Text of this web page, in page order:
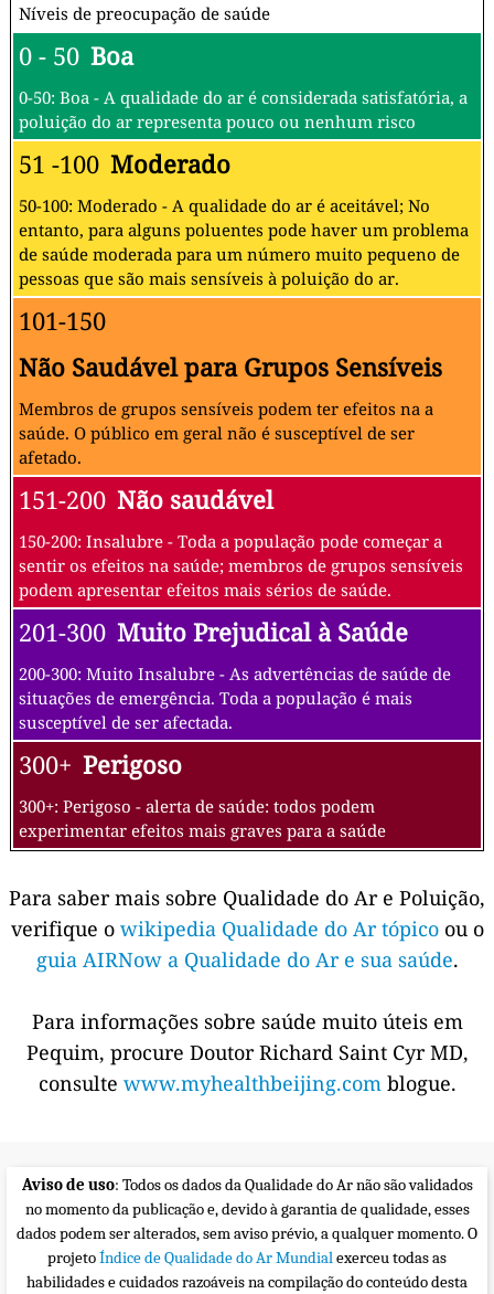
Níveis de preocupação de saúde
0 - 50 Boa
0-50: Boa - A qualidade do ar é considerada satisfatória, a
poluição do ar representa pouco ou nenhum risco
51 -100 Moderado
50-100: Moderado - A qualidade do ar é aceitável; No
entanto, para alguns poluentes pode haver um problema
de saúde moderada para um número muito pequeno de
pessoas que são mais sensíveis à poluição do ar.
101-150
Não Saudável para Grupos Sensíveis
Membros de grupos sensíveis podem ter efeitos na a
saúde. O público em geral não é susceptível de ser
afetado.
151-200 Não saudável
150-200: Insalubre - Toda a população pode começar a
sentir os efeitos na saúde; membros de grupos sensíveis
podem apresentar efeitos mais sérios de saúde.
201-300 Muito Prejudical à Saúde
200-300: Muito Insalubre - As advertências de saúde de
situações de emergência. Toda a população é mais
susceptível de ser afectada.
300+ Perigoso
300+: Perigoso - alerta de saúde: todos podem
experimentar efeitos mais graves para a saúde
Para saber mais sobre Qualidade do Ar e Poluição,
verifique o wikipedia Qualidade do Ar tópico ou o
guia AIRNow a Qualidade do Ar e sua saúde.
Para informações sobre saúde muito úteis em
Pequim, procure Doutor Richard Saint Cyr MD,
consulte www.myhealthbeijing.com blogue.
Aviso de uso: Todos os dados da Qualidade do Ar não são validados
no momento da publicação e, devido à garantia de qualidade, esses
dados podem ser alterados, sem aviso prévio, a qualquer momento. O
projetoÍndice de Qualidade do Ar Mundialexerceu todas as
habilidades e cuidados razoáveis na compilação do conteúdo desta